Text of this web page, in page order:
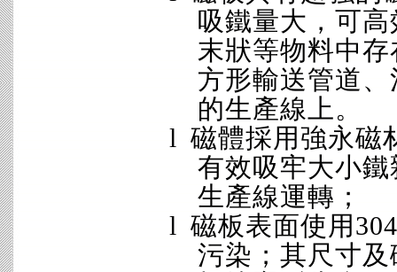
吸鐵量大，可
末狀等物料中
方形輸送管道
的生產線上。
l 磁體採用強永磁
有效吸牢大小
生產線運轉；
l 磁板表面使用
污染；其尺寸